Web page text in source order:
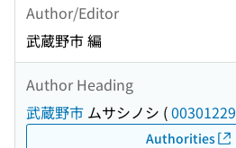
Author/Editor
武蔵野市 編
Author Heading
武蔵野市 ムサシノシ (00301229
Authorities